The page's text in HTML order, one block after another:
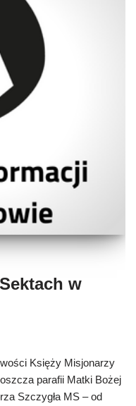
w
Księży Misjonarzy
parafii Matki Bożej
Szczygła MS – od